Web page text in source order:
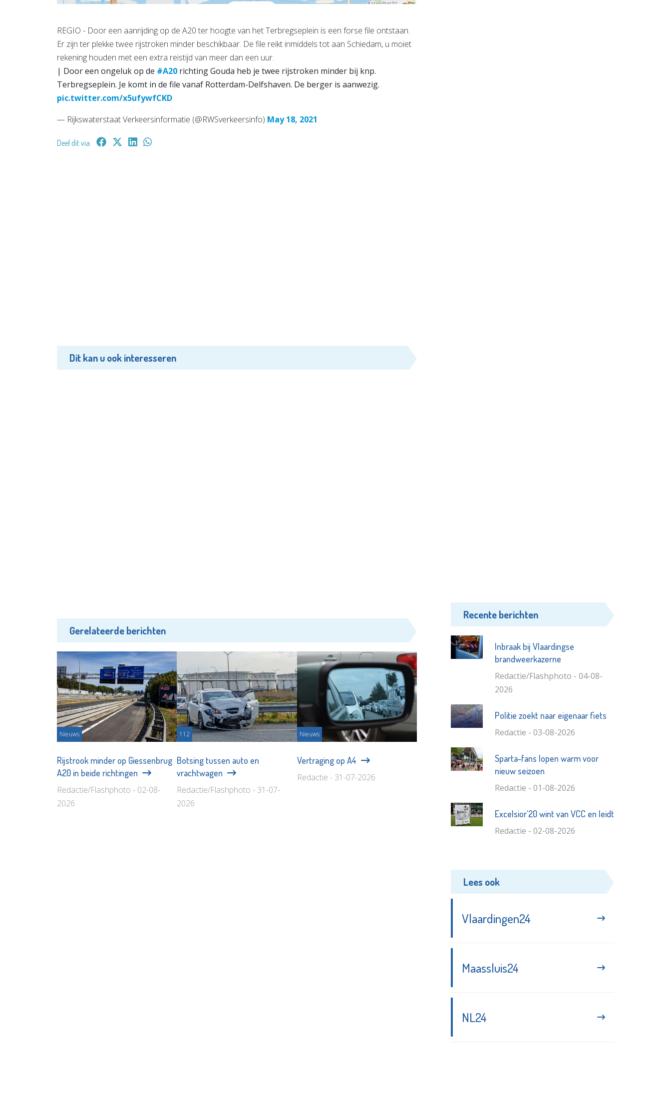
REGIO - Door een aanrijding op de A20 ter hoogte van het Terbregseplein is een forse file ontstaan.
Er zijn ter plekke twee rijstroken minder beschikbaar. De file reikt inmiddels tot aan Schiedam, u moiet
rekening houden met een extra reistijd van meer dan een uur.
| Door een ongeluk op de #A20 richting Gouda heb je twee rijstroken minder bij knp.
Terbregseplein. Je komt in de file vanaf Rotterdam-Delfshaven. De berger is aanwezig.
pic.twitter.com/x5ufywfCKD
— Rijkswaterstaat Verkeersinformatie (@RWSverkeersinfo) May 18, 2021
Deel dit via:
Dit kan u ook interesseren
Gerelateerde berichten
Nieuws
Rijstrook minder op Giessenbrug
A20 in beide richtingen
Redactie/Flashphoto - 02-08-
2026
112
Botsing tussen auto en
vrachtwagen
Redactie/Flashphoto - 31-07-
2026
Nieuws
Vertraging op A4
Redactie - 31-07-2026
Recente berichten
Inbraak bij Vlaardingse
brandweerkazerne
Redactie/Flashphoto - 04-08-
2026
Politie zoekt naar eigenaar fiets
Redactie - 03-08-2026
Sparta-fans lopen warm voor
nieuw seizoen
Redactie - 01-08-2026
Excelsior'20 wint van VCC en leidt
Redactie - 02-08-2026
Lees ook
Vlaardingen24
Maassluis24
NL24